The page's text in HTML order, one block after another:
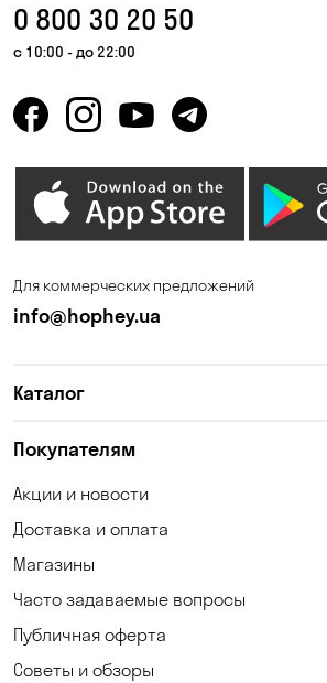
0 800 30 20 50
с 10:00 - до 22:00
Для коммерческих предложений
info@hophey.ua
Каталог
Покупателям
Акции и новости
Доставка и оплата
Магазины
Часто задаваемые вопросы
Публичная оферта
Советы и обзоры